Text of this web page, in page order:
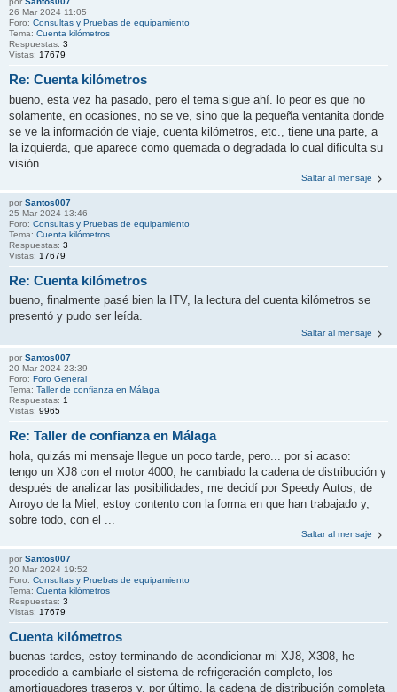
26 Mar 2024 11:05
Foro: Consultas y Pruebas de equipamiento
Tema: Cuenta kilómetros
Respuestas: 3
Vistas: 17679
Re: Cuenta kilómetros
bueno, esta vez ha pasado, pero el tema sigue ahí. lo peor es que no
solamente, en ocasiones, no se ve, sino que la pequeña ventanita donde
se ve la información de viaje, cuenta kilómetros, etc., tiene una parte, a
la izquierda, que aparece como quemada o degradada lo cual dificulta su
visión ...
Saltar al mensaje
por Santos007
25 Mar 2024 13:46
Foro: Consultas y Pruebas de equipamiento
Tema: Cuenta kilómetros
Respuestas: 3
Vistas: 17679
Re: Cuenta kilómetros
bueno, finalmente pasé bien la ITV, la lectura del cuenta kilómetros se
presentó y pudo ser leída.
Saltar al mensaje
por Santos007
20 Mar 2024 23:39
Foro: Foro General
Tema: Taller de confianza en Málaga
Respuestas: 1
Vistas: 9965
Re: Taller de confianza en Málaga
hola, quizás mi mensaje llegue un poco tarde, pero... por si acaso:
tengo un XJ8 con el motor 4000, he cambiado la cadena de distribución y
después de analizar las posibilidades, me decidí por Speedy Autos, de
Arroyo de la Miel, estoy contento con la forma en que han trabajado y,
sobre todo, con el ...
Saltar al mensaje
por Santos007
20 Mar 2024 19:52
Foro: Consultas y Pruebas de equipamiento
Tema: Cuenta kilómetros
Respuestas: 3
Vistas: 17679
Cuenta kilómetros
buenas tardes, estoy terminando de acondicionar mi XJ8, X308, he
procedido a cambiarle el sistema de refrigeración completo, los
amortiguadores traseros y, por último, la cadena de distribución completa